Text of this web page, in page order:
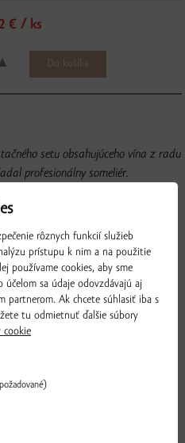
€ / ks
setu obsahujúceho vína z radu
profesionálny someliér.
balíka:
blanc Modern balance
Modern balance
Modern balance
Modern balance
Modern balance
rôznych funkcií služieb
prístupu k nim a na použitie
používame cookies, aby sme
sa údaje odovzdávajú aj
partnerom. Ak chcete súhlasiť iba s
tu odmietnuť ďalšie súbory
cookie